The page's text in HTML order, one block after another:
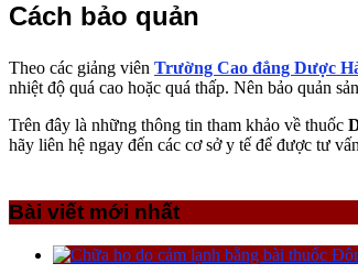
Cách bảo quản
Theo các giảng viên Trường Cao đẳng Dược
nhiệt độ quá cao hoặc quá thấp. Nên bảo quản
Trên đây là những thông tin tham khảo về thuốc
hãy liên hệ ngay đến các cơ sở y tế để được tư
Bài viết mới nhất